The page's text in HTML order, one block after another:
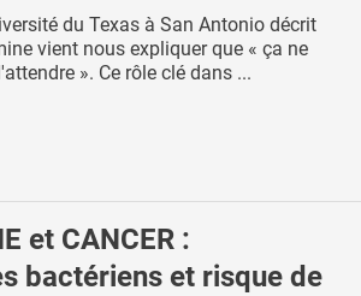
du Texas à San Antonio décrit
vient nous expliquer que « ça ne
». Ce rôle clé dans ...
et CANCER :
bactériens et risque de